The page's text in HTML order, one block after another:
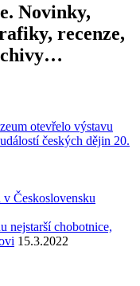
Novinky,
recenze,
otevřelo výstavu
českých dějin 20.
Československu
nejstarší chobotnice,
15.3.2022